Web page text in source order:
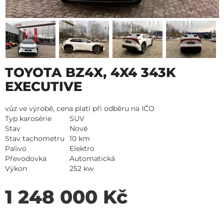
TOYOTA BZ4X, 4X4 343K
EXECUTIVE
vůz ve výrobě, cena platí při odběru na IČO
Typ karosérie
SUV
Stav
Nové
Stav tachometru
10 km
Palivo
Elektro
Převodovka
Automatická
Výkon
252 kw
1 248 000 Kč